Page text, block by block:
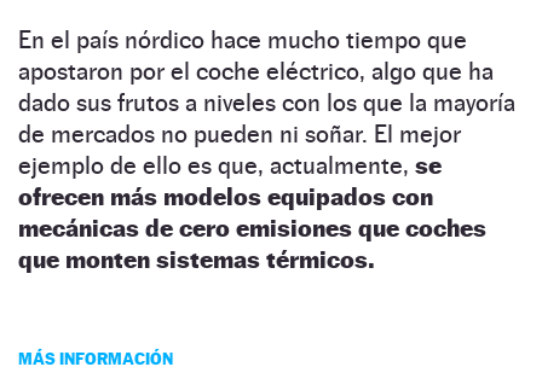
En el país nórdico hace mucho tiempo que
apostaron por el coche eléctrico, algo que ha
dado sus frutos a niveles con los que la mayoría
de mercados no pueden ni soñar. El mejor
ejemplo de ello es que, actualmente, se
ofrecen más modelos equipados con
mecánicas de cero emisiones que coches
que monten sistemas térmicos.
MÁS INFORMACIÓN